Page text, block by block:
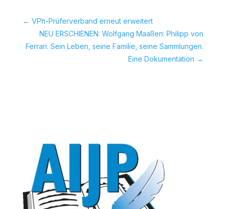
← VPh-Prüferverband erneut erweitert
NEU ERSCHIENEN: Wolfgang Maaßen: Philipp von
Ferrari. Sein Leben, seine Familie, seine Sammlungen.
Eine Dokumentation →